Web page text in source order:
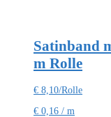
Satinband
m Rolle
€ 8,10/Rolle
€ 0,16 / m